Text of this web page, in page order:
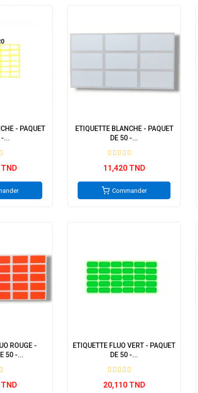
- PAQUET
-...
ETIQUETTE BLANCHE - PAQUET
DE 50 -...
11,420 TND
Commander
ROUGE -
50 -...
ETIQUETTE FLUO VERT - PAQUET
DE 50 -...
20,110 TND